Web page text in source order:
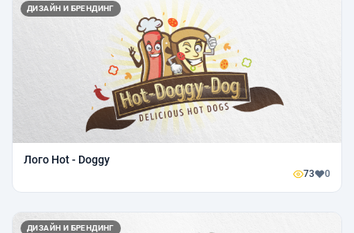
ДИЗАЙН И БРЕНДИНГ
Лого Hot - Doggy
73 0
ДИЗАЙН И БРЕНДИНГ